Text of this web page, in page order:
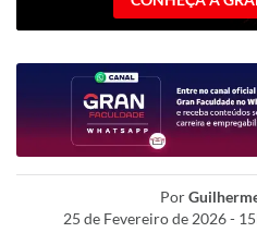
Por
25 de Fevereiro de 2026 -